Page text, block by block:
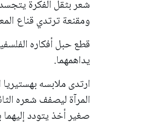
شعر بثقل الفكرة
ومقنعة ترتدي قناع
قطع حبل أفكاره
يداهمهما.
ارتدى ملابسه
المرآة ليصفف شعره
صغير أخذ يتودد